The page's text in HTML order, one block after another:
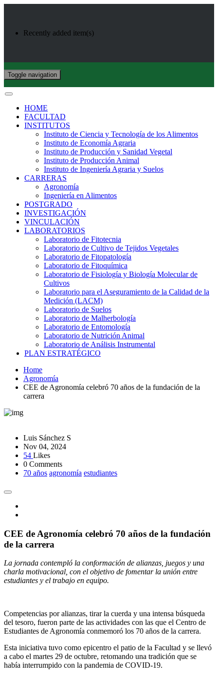
Recently added item(s)
Toggle navigation
HOME
FACULTAD
INSTITUTOS
Instituto de Ciencia y Tecnología de los Alimentos
Instituto de Economía Agraria
Instituto de Producción y Sanidad Vegetal
Instituto de Producción Animal
Instituto de Ingeniería Agraria y Suelos
CARRERAS
Agronomía
Ingeniería en Alimentos
POSTGRADO
INVESTIGACIÓN
VINCULACIÓN
LABORATORIOS
Laboratorio de Fitotecnia
Laboratorio de Cultivo de Tejidos Vegetales
Laboratorio de Fitopatología
Laboratorio de Fitoquímica
Laboratorio de Fisiología y Biología Molecular de
Cultivos
Laboratorio para el Aseguramiento de la Calidad de la
Medición (LACM)
Laboratorio de Suelos
Laboratorio de Malherbología
Laboratorio de Entomología
Laboratorio de Nutrición Animal
Laboratorio de Análisis Instrumental
PLAN ESTRATÉGICO
Home
Agronomía
CEE de Agronomía celebró 70 años de la fundación de la
carrera
Luis Sánchez S
Nov 04, 2024
54 Likes
0 Comments
70 años agronomía estudiantes
CEE de Agronomía celebró 70 años de la fundación
de la carrera
La jornada contempló la conformación de alianzas, juegos y una
charla motivacional, con el objetivo de fomentar la unión entre
estudiantes y el trabajo en equipo.
Competencias por alianzas, tirar la cuerda y una intensa búsqueda
del tesoro, fueron parte de las actividades con las que el Centro de
Estudiantes de Agronomía conmemoró los 70 años de la carrera.
Esta iniciativa tuvo como epicentro el patio de la Facultad y se llevó
a cabo el martes 29 de octubre, retomando una tradición que se
había interrumpido con la pandemia de COVID-19.